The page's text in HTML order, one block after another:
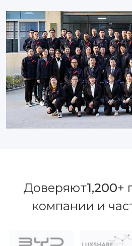
Доверяют1,200+
компании и